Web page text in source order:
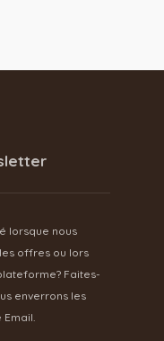
lorsque nous
offres ou lors
Faites-
enverrons les